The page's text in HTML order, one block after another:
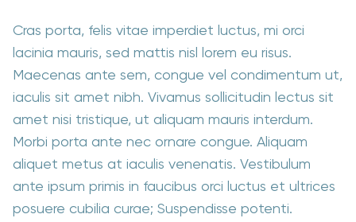
Cras porta, felis vitae imperdiet luctus, mi orci
lacinia mauris, sed mattis nisl lorem eu risus.
Maecenas ante sem, congue vel condimentum ut,
iaculis sit amet nibh. Vivamus sollicitudin lectus sit
amet nisi tristique, ut aliquam mauris interdum.
Morbi porta ante nec ornare congue. Aliquam
aliquet metus at iaculis venenatis. Vestibulum
ante ipsum primis in faucibus orci luctus et ultrices
posuere cubilia curae; Suspendisse potenti.